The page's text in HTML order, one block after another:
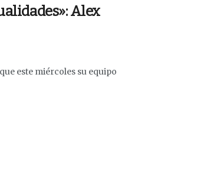
Alex
este miércoles su equipo